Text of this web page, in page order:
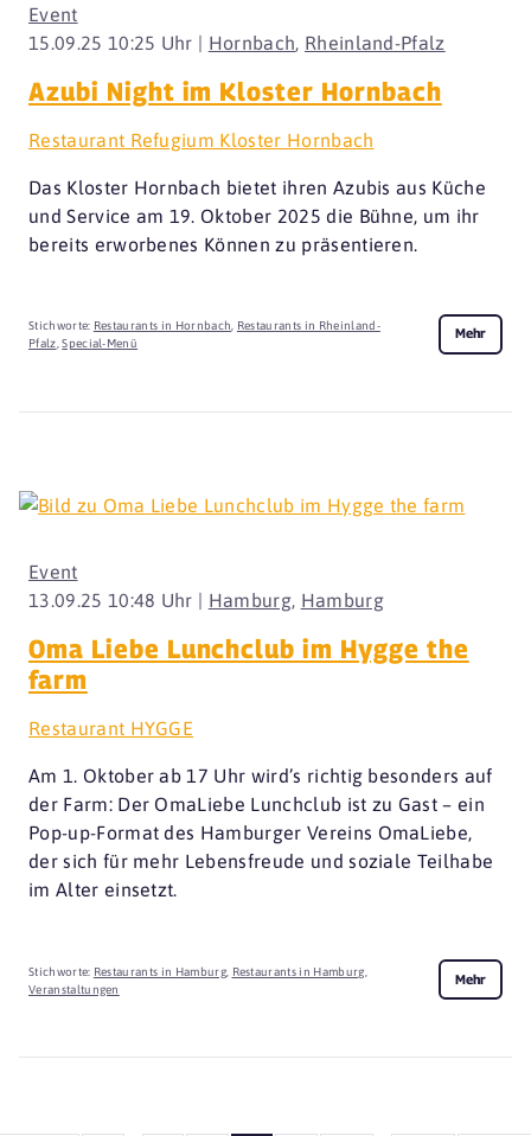
15.09.25 10:25 Uhr | Hornbach, Rheinland-Pfalz
Event
Azubi Night im Kloster Hornbach
Restaurant Refugium Kloster Hornbach
Das Kloster Hornbach bietet ihren Azubis aus Küche
und Service am 19. Oktober 2025 die Bühne, um ihr
bereits erworbenes Können zu präsentieren.
Stichworte: Restaurants in Hornbach, Restaurants in Rheinland-
Pfalz,Special-Menü
Mehr
13.09.25 10:48 Uhr | Hamburg, Hamburg
Event
Oma Liebe Lunchclub im Hygge the
farm
Restaurant HYGGE
Am 1. Oktober ab 17 Uhr wird’s richtig besonders auf
der Farm: Der OmaLiebe Lunchclub ist zu Gast – ein
Pop-up-Format des Hamburger Vereins OmaLiebe,
der sich für mehr Lebensfreude und soziale Teilhabe
im Alter einsetzt.
Stichworte: Restaurants in Hamburg, Restaurants in Hamburg
Veranstaltungen
Mehr